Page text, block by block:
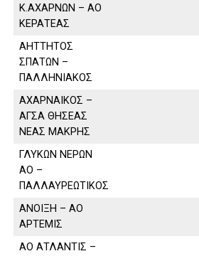
Κ.ΑΧΑΡΝΩΝ – ΑΟ
ΚΕΡΑΤΕΑΣ
ΑΗΤΤΗΤΟΣ
ΣΠΑΤΩΝ –
ΠΑΛΛΗΝΙΑΚΟΣ
ΑΧΑΡΝΑΙΚΟΣ –
ΑΓΣΑ ΘΗΣΕΑΣ
ΝΕΑΣ ΜΑΚΡΗΣ
ΓΛΥΚΩΝ ΝΕΡΩΝ
ΑΟ –
ΠΑΛΛΑΥΡΕΩΤΙΚΟΣ
ΑΝΟΙΞΗ – ΑΟ
ΑΡΤΕΜΙΣ
ΑΟ ΑΤΛΑΝΤΙΣ –